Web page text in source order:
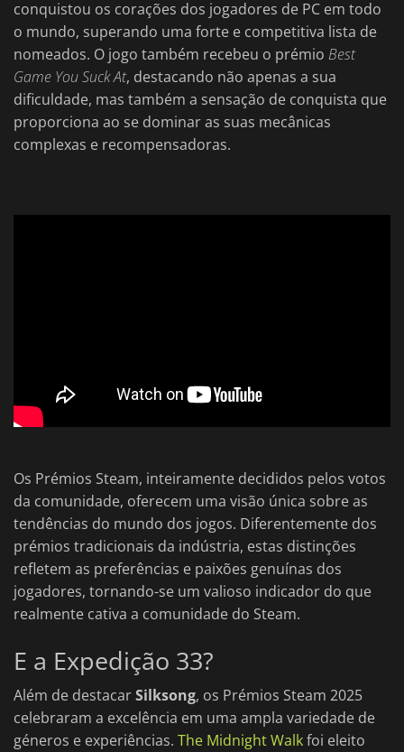
conquistou os corações dos jogadores de PC em todo
o mundo, superando uma forte e competitiva lista de
nomeados. O jogo também recebeu o prémio Best
Game You Suck At, destacando não apenas a sua
dificuldade, mas também a sensação de conquista que
proporciona ao se dominar as suas mecânicas
complexas e recompensadoras.
Os Prémios Steam, inteiramente decididos pelos votos
da comunidade, oferecem uma visão única sobre as
tendências do mundo dos jogos. Diferentemente dos
prémios tradicionais da indústria, estas distinções
refletem as preferências e paixões genuínas dos
jogadores, tornando-se um valioso indicador do que
realmente cativa a comunidade do Steam.
E a Expedição 33?
Além de destacarSilksong, os Prémios Steam 2025
celebraram a excelência em uma ampla variedade de
géneros e experiências. The Midnight Walkfoi eleito